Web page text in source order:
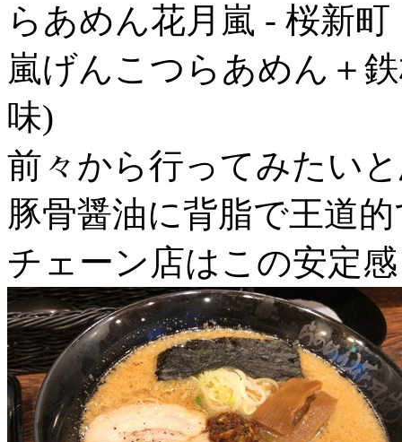
らあめん花月嵐 - 桜新町
嵐げんこつらあめん＋
味)
前々から行ってみたい
豚骨醤油に背脂で王道
チェーン店はこの安定